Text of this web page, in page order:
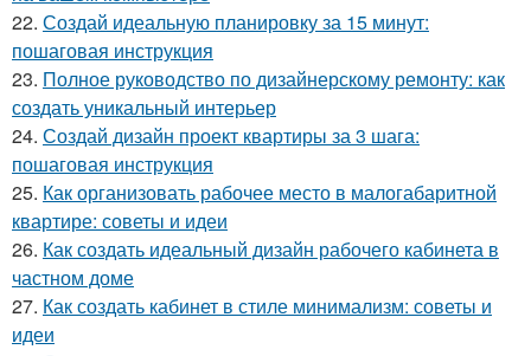
22. Создай идеальную планировку за 15 минут:
пошаговая инструкция
23. Полное руководство по дизайнерскому ремонту: как
создать уникальный интерьер
24. Создай дизайн проект квартиры за 3 шага:
пошаговая инструкция
25. Как организовать рабочее место в малогабаритной
квартире: советы и идеи
26. Как создать идеальный дизайн рабочего кабинета в
частном доме
27. Как создать кабинет в стиле минимализм: советы и
идеи